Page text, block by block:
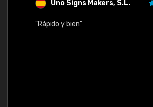
Uno Signs Makers, S.L.
"Rápido y bien"